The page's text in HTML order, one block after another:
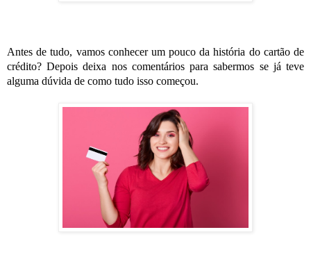
Antes de tudo, vamos conhecer um pouco da história do cartão de
crédito? Depois deixa nos comentários para sabermos se já teve
alguma dúvida de como tudo isso começou.